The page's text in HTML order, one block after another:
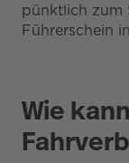
pünktlich zum
Führerschein
Wie